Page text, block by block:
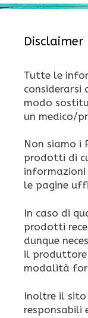
Disclaimer
Tutte le
considerarsi
modo
un medico/
Non siamo i
prodotti di
le pagine
In caso di
prodotti
dunque
il
modalità
Inoltre il sito
responsabili